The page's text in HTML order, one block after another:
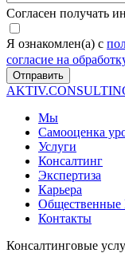
Согласен получать
Я ознакомлен(а) с
согласие на
Отправить
Мы
Самооценка
Услуги
Консалтинг
Экспертиза
Карьера
Общественные
Контакты
Консалтинговые